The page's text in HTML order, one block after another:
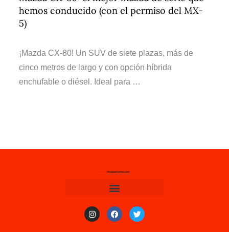
hemos conducido (con el permiso del MX-
5)
¡Mazda CX-80! Un SUV de siete plazas, más de
cinco metros de largo y con opción híbrida
enchufable o diésel. Ideal para …